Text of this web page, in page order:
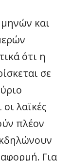
και
ότι η
σε
λαϊκές
πλέον
Για